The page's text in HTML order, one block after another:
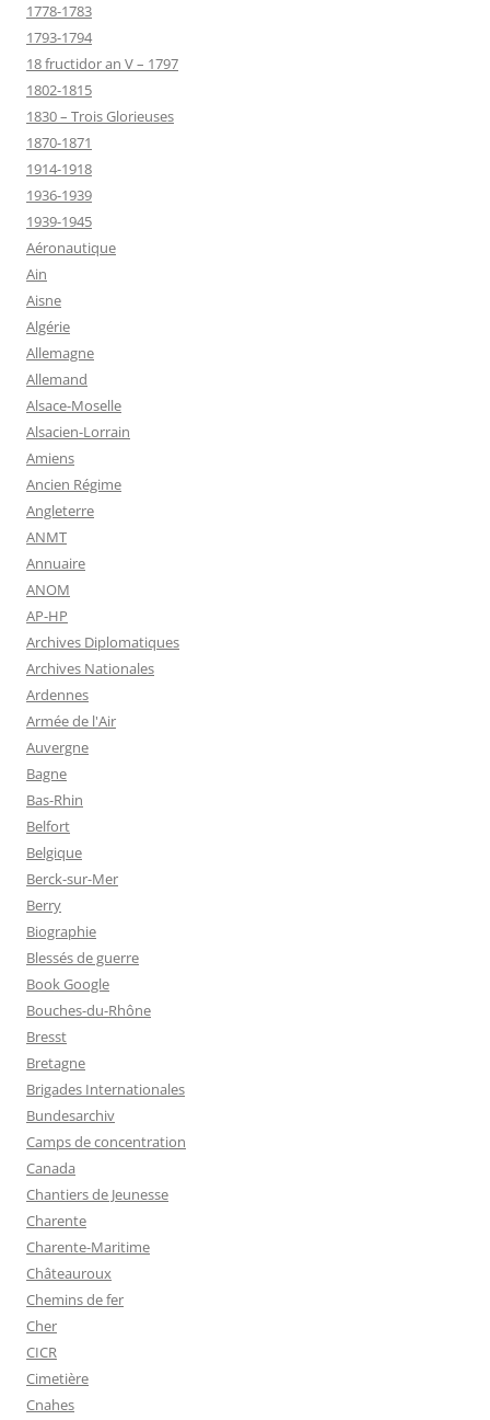
1778-1783
1793-1794
18 fructidor an V – 1797
1802-1815
1830 – Trois Glorieuses
1870-1871
1914-1918
1936-1939
1939-1945
Aéronautique
Ain
Aisne
Algérie
Allemagne
Allemand
Alsace-Moselle
Alsacien-Lorrain
Amiens
Ancien Régime
Angleterre
ANMT
Annuaire
ANOM
AP-HP
Archives Diplomatiques
Archives Nationales
Ardennes
Armée de l'Air
Auvergne
Bagne
Bas-Rhin
Belfort
Belgique
Berck-sur-Mer
Berry
Biographie
Blessés de guerre
Book Google
Bouches-du-Rhône
Bresst
Bretagne
Brigades Internationales
Bundesarchiv
Camps de concentration
Canada
Chantiers de Jeunesse
Charente
Charente-Maritime
Châteauroux
Chemins de fer
Cher
CICR
Cimetière
Cnahes